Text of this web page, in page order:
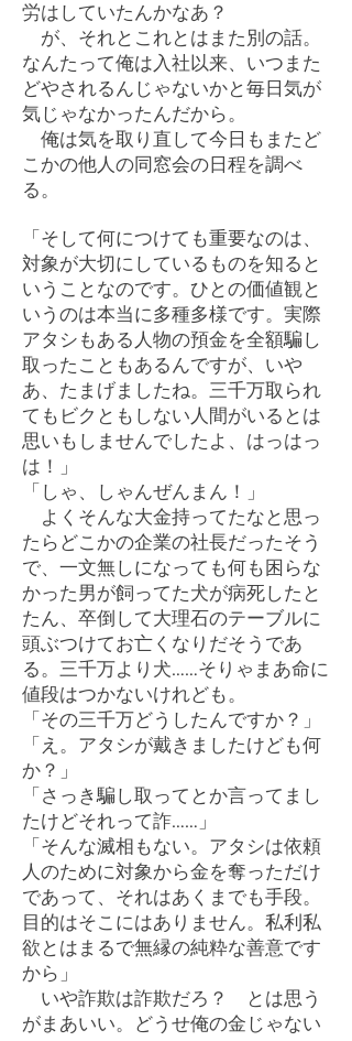
労はしていたんかなあ？
が、それとこれとはまた別の話。
なんたって俺は入社以来、いつまた
どやされるんじゃないかと毎日気が
気じゃなかったんだから。
俺は気を取り直して今日もまたど
こかの他人の同窓会の日程を調べ
る。
「そして何につけても重要なのは、
対象が大切にしているものを知ると
いうことなのです。ひとの価値観と
いうのは本当に多種多様です。実際
アタシもある人物の預金を全額騙し
取ったこともあるんですが、いや
あ、たまげましたね。三千万取られ
てもビクともしない人間がいるとは
思いもしませんでしたよ、はっはっ
は！」
「しゃ、しゃんぜんまん！」
よくそんな大金持ってたなと思っ
たらどこかの企業の社長だったそう
で、一文無しになっても何も困らな
かった男が飼ってた犬が病死したと
たん、卒倒して大理石のテーブルに
頭ぶつけてお亡くなりだそうであ
る。三千万より犬……そりゃまあ命に
値段はつかないけれども。
「その三千万どうしたんですか？」
「え。アタシが戴きましたけども何
か？」
「さっき騙し取ってとか言ってまし
たけどそれって詐……」
「そんな滅相もない。アタシは依頼
人のために対象から金を奪っただけ
であって、それはあくまでも手段。
目的はそこにはありません。私利私
欲とはまるで無縁の純粋な善意です
から」
いや詐欺は詐欺だろ？ とは思う
がまあいい。どうせ俺の金じゃない